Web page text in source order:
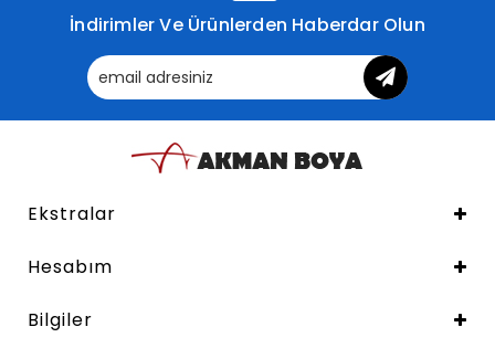
İndirimler Ve Ürünlerden Haberdar Olun
Ekstralar
Hesabım
Bilgiler